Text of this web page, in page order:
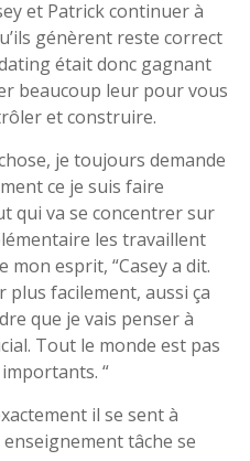
et Patrick continuer à
génèrent reste correct
était donc gagnant
beaucoup leur pour vous
et construire.
je toujours demande
ce je suis faire
qui va se concentrer sur
les travaillent
mon esprit, “Casey a dit.
plus facilement, aussi ça
que je vais penser à
Tout le monde est pas
“
il se sent à
tâche se